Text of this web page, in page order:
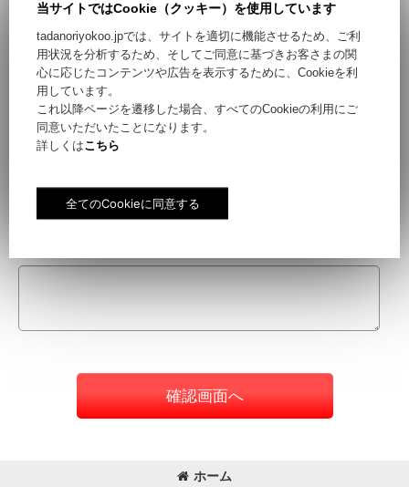
Hotmail,Yahooなどのフリーメールをご利用の場合、迷惑メー
ルとして処理される可能性がございます。フリーメール以外の
ご登録をお勧めします。
件名 [ 必須]
確認画面へ
ホーム
当サイトではCookie（クッキー）を使用しています
tadanoriyokoo.jpでは、サイトを適切に機能させるため、ご利
用状況を分析するため、そしてご同意に基づきお客さまの関
心に応じたコンテンツや広告を表示するために、Cookieを利
用しています。
これ以降ページを遷移した場合、すべてのCookieの利用にご
同意いただいたことになります。
詳しくはこちら